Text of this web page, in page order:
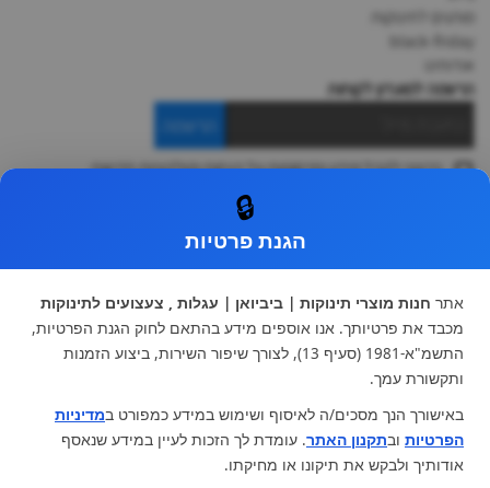
מותגים לתינוקות
black-friday
אודותינו
הרשמה למועדון לקוחות
הרשמה
ברצוני לקבל מידע ופרסומות על הנחות וקולקציות חדשות
עגלות וטיולונים
כיסא בטיחות ואביזרים
ריהוט לתינוקות
מצעים למיטת תינוק וטקסטיל
צעצועי ילדים
על גלגלים
הנקה והאכלה
מוצרי אמבטיה
מוזמנים לבקר אותנו:
🔒
הגנת פרטיות
אתר חנות מוצרי תינוקות | ביביואן | עגלות , צעצועים לתינוקות
מכבד את פרטיותך. אנו אוספים מידע בהתאם לחוק הגנת הפרטיות,
התשמ"א-1981 (סעיף 13), לצורך שיפור השירות, ביצוע הזמנות
ותקשורת עמך.
באישורך הנך מסכים/ה לאיסוף ושימוש במידע כמפורט במדיניות
הפרטיות ובתקנון האתר. עומדת לך הזכות לעיין במידע שנאסף
אודותיך ולבקש את תיקונו או מחיקתו.